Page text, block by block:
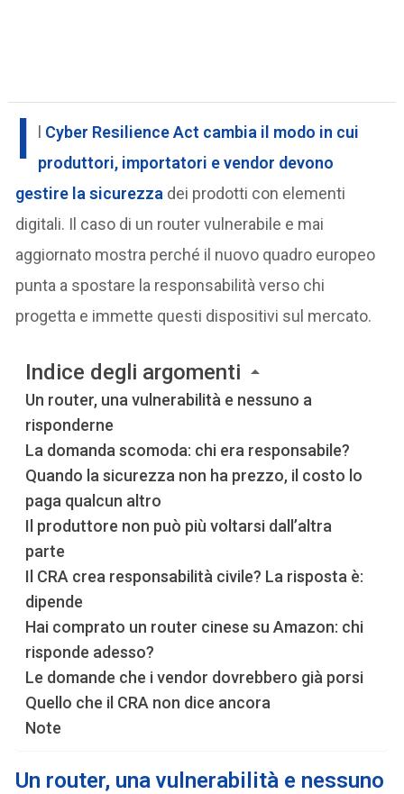
I l Cyber Resilience Act cambia il modo in cui
produttori, importatori e vendor devono
gestire la sicurezza dei prodotti con elementi
digitali. Il caso di un router vulnerabile e mai
aggiornato mostra perché il nuovo quadro europeo
punta a spostare la responsabilità verso chi
progetta e immette questi dispositivi sul mercato.
Indice degli argomenti
Un router, una vulnerabilità e nessuno a
risponderne
La domanda scomoda: chi era responsabile?
Quando la sicurezza non ha prezzo, il costo lo
paga qualcun altro
Il produttore non può più voltarsi dall’altra
parte
Il CRA crea responsabilità civile? La risposta è:
dipende
Hai comprato un router cinese su Amazon: chi
risponde adesso?
Le domande che i vendor dovrebbero già porsi
Quello che il CRA non dice ancora
Note
Un router, una vulnerabilità e nessuno